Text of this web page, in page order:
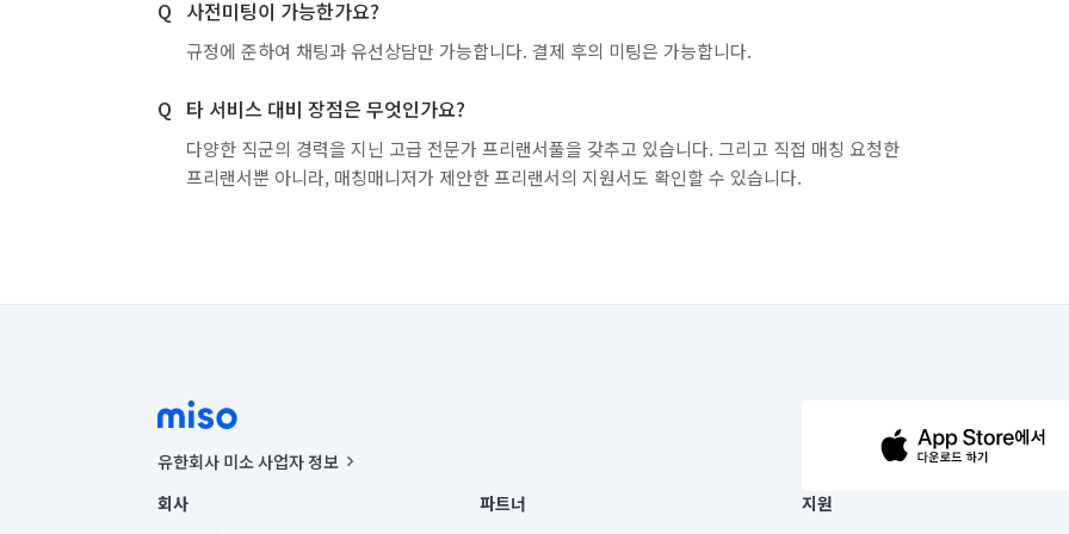
사전미팅이 가능한가요?
규정에 준하여 채팅과 유선상담만 가능합니다. 결제 후의 미팅은 가능합니다.
타 서비스 대비 장점은 무엇인가요?
다양한 직군의 경력을 지닌 고급 전문가 프리랜서풀을 갖추고 있습니다. 그리고 직접 매칭 요청한
프리랜서뿐 아니라, 매칭매니저가 제안한 프리랜서의 지원서도 확인할 수 있습니다.
유한회사 미소 사업자 정보
사업자등록번호 : 291-87-00271 | 인허가번호 : 2016-3220163-14-5-00019 |
통신판매신고번호 : 2024-서울종로-1400(공정거래위원회 정보) |
회사
파트너
지원